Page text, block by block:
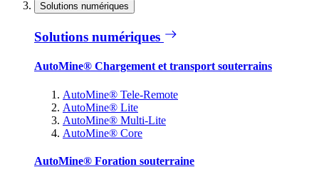
Solutions numériques
Solutions numériques
AutoMine® Chargement et transport souterrains
AutoMine® Tele-Remote
AutoMine® Lite
AutoMine® Multi-Lite
AutoMine® Core
AutoMine® Foration souterraine